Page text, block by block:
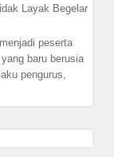
Layak Begelar
peserta
baru berusia
pengurus,